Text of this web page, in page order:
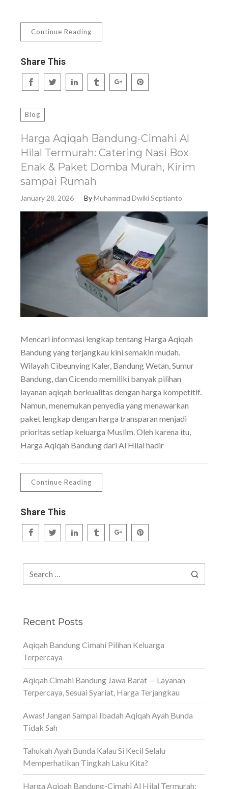
Continue Reading
Share This
Blog
Harga Aqiqah Bandung-Cimahi Al
Hilal Termurah: Catering Nasi Box
Enak & Paket Domba Murah, Kirim
sampai Rumah
January 28, 2026 ByMuhammad Dwiki Septianto
Mencari informasi lengkap tentang Harga Aqiqah
Bandung yang terjangkau kini semakin mudah.
Wilayah Cibeunying Kaler, Bandung Wetan, Sumur
Bandung, dan Cicendo memiliki banyak pilihan
layanan aqiqah berkualitas dengan harga kompetitif.
Namun, menemukan penyedia yang menawarkan
paket lengkap dengan harga transparan menjadi
prioritas setiap keluarga Muslim. Oleh karena itu,
Harga Aqiqah Bandung dari Al Hilal hadir
Continue Reading
Share This
Recent Posts
Aqiqah Bandung Cimahi Pilihan Keluarga
Terpercaya
Aqiqah Cimahi Bandung Jawa Barat — Layanan
Terpercaya, Sesuai Syariat, Harga Terjangkau
Awas! Jangan Sampai Ibadah Aqiqah Ayah Bunda
Tidak Sah
Tahukah Ayah Bunda Kalau Si Kecil Selalu
Memperhatikan Tingkah Laku Kita?
Harga Aqiqah Bandung-Cimahi Al Hilal Termurah: